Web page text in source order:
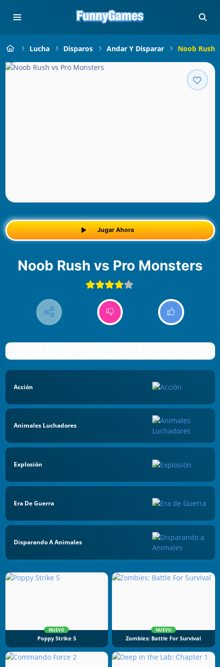
Lucha Disparos Andar Y Disparar Noob Rush
Jugar Ahora
Noob Rush vs Pro Monsters
Acción
Animales Luchadores
Explosión
Era De Guerra
Disparando A Animales
NUEVO
Poppy Strike 5
NUEVO
Zombies: Battle For Survival